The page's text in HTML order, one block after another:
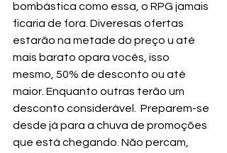
bombástica como essa, o RPG jamais
ficaria de fora. Diveresas ofertas
estarão na metade do preço u até
mais barato opara vocês, isso
mesmo, 50% de desconto ou até
maior. Enquanto outras terão um
desconto considerável.  Preparem-se
desde já para a chuva de promoções
que está chegando. Não percam,